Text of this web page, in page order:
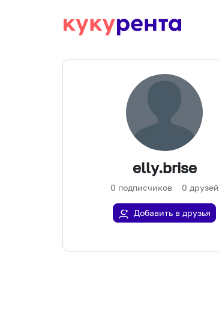
elly.brise
0 подписчиков 0 друзей
Добавить в друзья